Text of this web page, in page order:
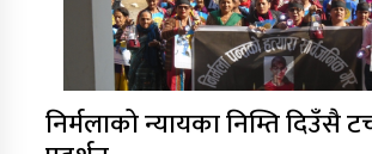
निर्मलाको न्यायका निम्ति दिउँसै